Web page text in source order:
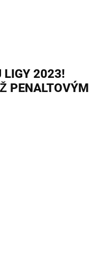
LIGY 2023!
PENALTOVÝM